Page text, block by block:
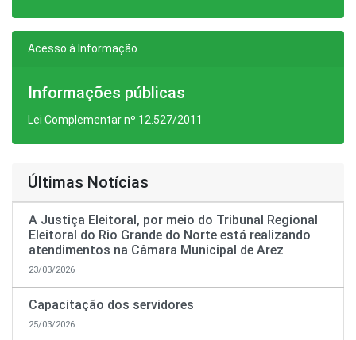
Acesso à Informação
Informações públicas
Lei Complementar nº 12.527/2011
Últimas Notícias
A Justiça Eleitoral, por meio do Tribunal Regional
Eleitoral do Rio Grande do Norte está realizando
atendimentos na Câmara Municipal de Arez
23/03/2026
Capacitação dos servidores
25/03/2026